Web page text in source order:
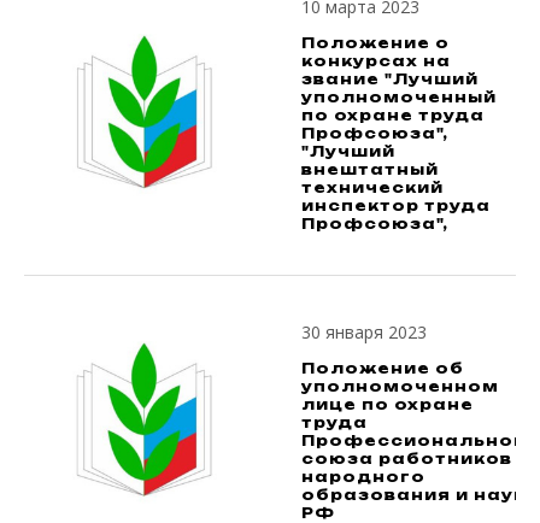
10 марта 2023
Положение о
конкурсах на
звание "Лучший
уполномоченный
по охране труда
Профсоюза",
"Лучший
внештатный
технический
инспектор труда
Профсоюза",
30 января 2023
Положение об
уполномоченном
лице по охране
труда
Профессионального
союза работников
народного
образования и науки
РФ